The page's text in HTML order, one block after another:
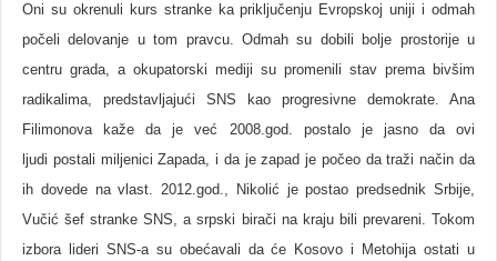
Oni su okrenuli kurs stranke ka priključenju Evropskoj uniji i odmah
počeli delovanje u tom pravcu. Odmah su dobili bolje prostorije u
centru grada, a okupatorski mediji su promenili stav prema bivšim
radikalima, predstavljajući SNS kao progresivne demokrate. Ana
Filimonova kaže da je već 2008.god. postalo je jasno da ovi
ljudi postali miljenici Zapada, i da je zapad je počeo da traži način da
ih dovede na vlast. 2012.god., Nikolić je postao predsednik Srbije,
Vučić šef stranke SNS, a srpski birači na kraju bili prevareni. Tokom
izbora lideri SNS-a su obećavali da će Kosovo i Metohija ostati u